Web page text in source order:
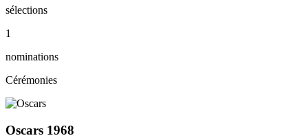
sélections
1
nominations
Cérémonies
Oscars 1968